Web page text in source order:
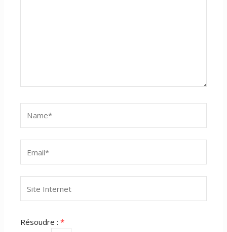
Internet
Résoudre :*